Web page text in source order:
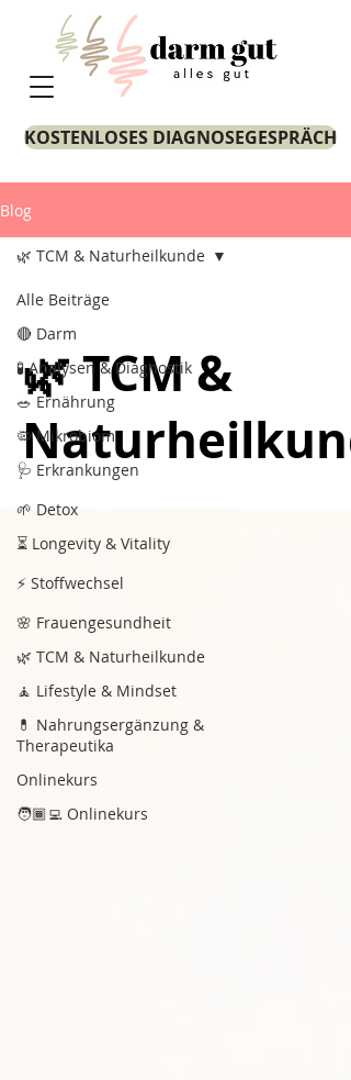
KOSTENLOSES DIAGNOSEGESPRÄCH
Blog
Alle Beiträge
🔴 Darm
🧪 Analysen & Diagnostik
🥗 Ernährung
🦠 Mikrobiom
🩺 Erkrankungen
🌱 Detox
⏳ Longevity & Vitality
⚡ Stoffwechsel
🌸 Frauengesundheit
🌿 TCM & Naturheilkunde
🧘 Lifestyle & Mindset
💊 Nahrungsergänzung &
Therapeutika
Onlinekurs
🧑🏾‍💻 Onlinekurs
🌿 TCM & Naturheilkunde
🌿 TCM &